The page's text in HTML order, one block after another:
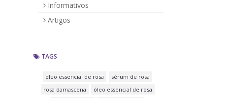
Informativos
Artigos
TAGS
oleo essencial de rosa
sérum de rosa
rosa damascena
óleo essencial de rosa